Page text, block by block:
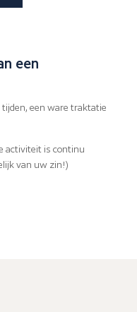
een
een ware traktatie
activiteit is continu
van uw zin!)